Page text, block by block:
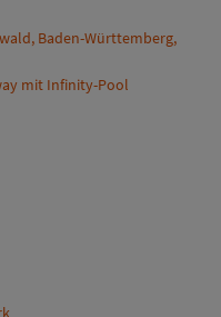
Baden-Württemberg,
mit Infinity-Pool